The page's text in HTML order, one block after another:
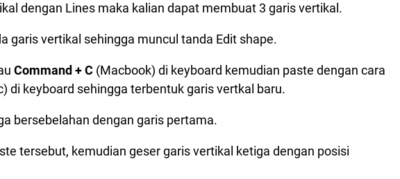
dengan Lines maka kalian dapat membuat 3 garis vertikal.
garis vertikal sehingga muncul tanda Edit shape.
Command + C (Macbook) di keyboard kemudian paste dengan cara
di keyboard sehingga terbentuk garis vertkal baru.
bersebelahan dengan garis pertama.
tersebut, kemudian geser garis vertikal ketiga dengan posisi